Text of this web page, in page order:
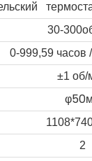
30-
0-999,59 часов
±1 об/
2